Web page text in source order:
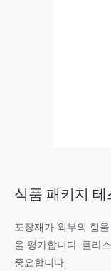
식품 패키지
포장재가 외부의 힘
을 평가합니다. 플라
중요합니다.